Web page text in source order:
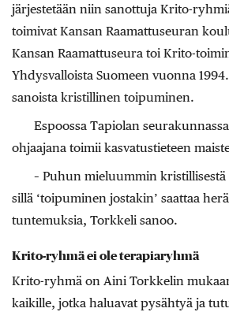
järjestetään niin sanottuja Krito-
toimivat Kansan Raamattuseuran
Kansan Raamattuseura toi Krito-
Yhdysvalloista Suomeen vuonna
sanoista kristillinen toipuminen.
Espoossa Tapiolan
ohjaajana toimii kasvatustieteen
– Puhun mieluummin
sillä ‘toipuminen jostakin’ saattaa
tuntemuksia, Torkkeli sanoo.
Krito-ryhmä ei ole terapiaryhmä
Krito-ryhmä on Aini Torkkelin
kaikille, jotka haluavat pysähtyä ja